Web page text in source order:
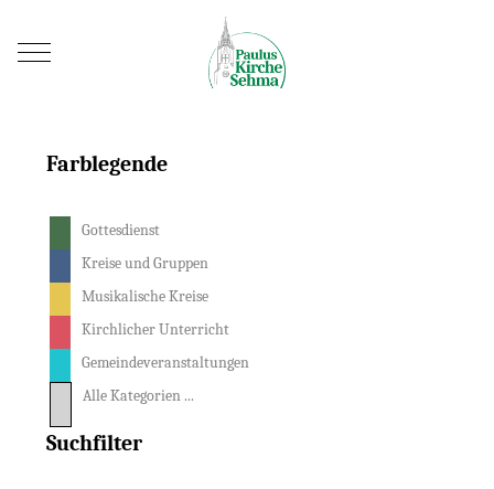
Mobile Menu Toggle
Farblegende
Gottesdienst
Kreise und Gruppen
Musikalische Kreise
Kirchlicher Unterricht
Gemeindeveranstaltungen
Alle Kategorien ...
Suchfilter